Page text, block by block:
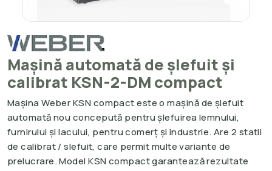
Mașină automată de șlefuit și
calibrat KSN-2-DM compact
Mașina Weber KSN compact este o mașină de șlefuit
automată nou concepută pentru șlefuirea lemnului,
furnirului și lacului, pentru comerț și industrie. Are 2 statii
de calibrat / slefuit, care permit multe variante de
prelucrare. Model KSN compact garantează rezultate